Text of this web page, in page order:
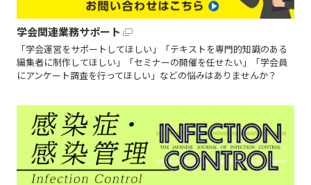
学会関連業務サポート
「学会運営をサポートしてほしい」「テキストを専門的知識のある
編集者に制作してほしい」「セミナーの開催を任せたい」「学会員
にアンケート調査を行ってほしい」などの悩みはありませんか？